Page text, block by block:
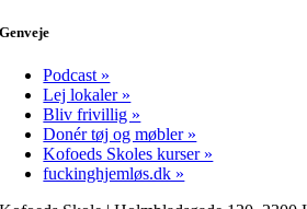
Genveje
Podcast »
Lej lokaler »
Bliv frivillig »
Donér tøj og møbler »
Kofoeds Skoles kurser »
fuckinghjemløs.dk »